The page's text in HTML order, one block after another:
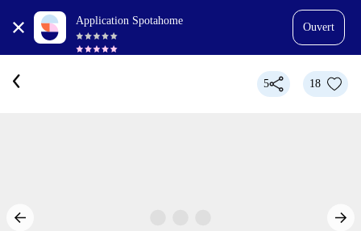
Application Spotahome
Ouvert
5 18